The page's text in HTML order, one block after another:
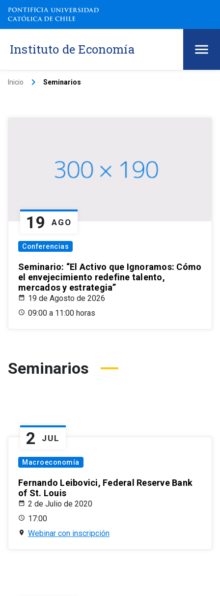
Instituto de Economía
Inicio keyboard_arrow_right Seminarios
19 AGO
Conferencias
Seminario: “El Activo que Ignoramos: Cómo
el envejecimiento redefine talento,
mercados y estrategia”
19 de Agosto de 2026
09:00 a 11:00 horas
Seminarios
2 JUL
Macroeconomía
Fernando Leibovici, Federal Reserve Bank
of St. Louis
2 de Julio de 2020
17:00
Webinar con inscripción